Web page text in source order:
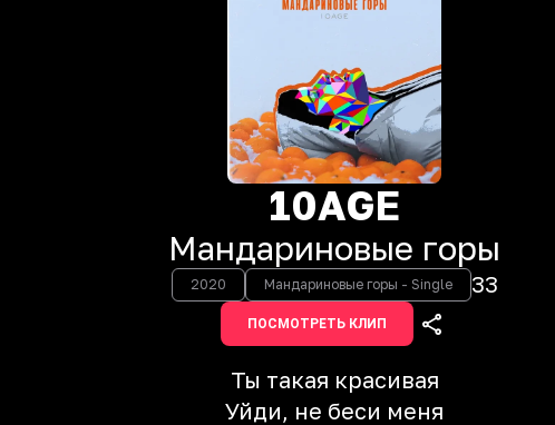
10AGE
Мандариновые горы
2020 Мандариновые горы - Single 33
ПОСМОТРЕТЬ КЛИП
Ты такая красивая
Уйди, не беси меня